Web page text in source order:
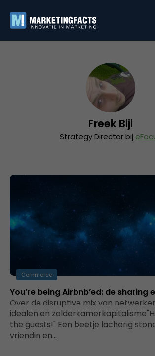
Freek Bijl
Strategy Director bij
Commerce
You’re being Airbnb’ed: de sharing
Over de disruptive mix van
idealen en
the guests!" Een beetje lacherig
vriendin en…